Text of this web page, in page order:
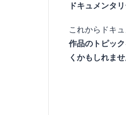
ドキュメンタ
これからドキ
作品のトピッ
くかもしれませ